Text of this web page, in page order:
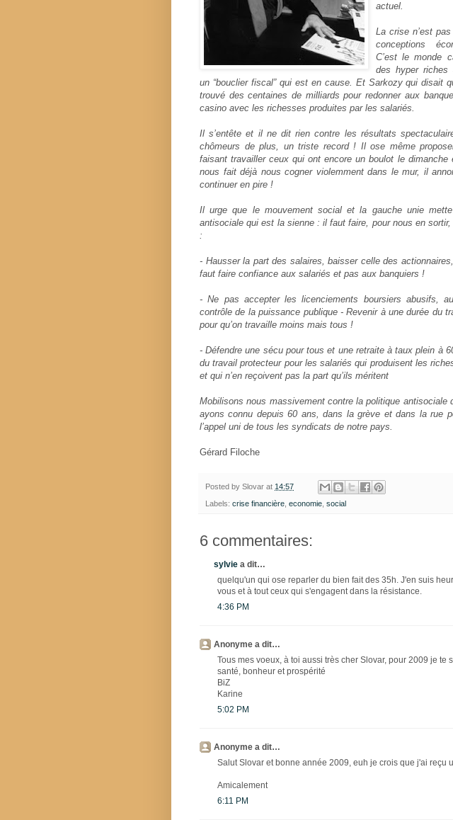
actuel.
La crise n’est
conceptions
C’est le monde
des hyper riches
un “bouclier fiscal” qui est en cause. Et Sarkozy qui disait
trouvé des centaines de milliards pour redonner aux
casino avec les richesses produites par les salariés.
Il s’entête et il ne dit rien contre les résultats
chômeurs de plus, un triste record ! Il ose même
faisant travailler ceux qui ont encore un boulot le dimanche
nous fait déjà nous cogner violemment dans le mur, il
continuer en pire !
Il urge que le mouvement social et la gauche unie
antisociale qui est la sienne : il faut faire, pour nous en
:
- Hausser la part des salaires, baisser celle des
faut faire confiance aux salariés et pas aux banquiers !
- Ne pas accepter les licenciements boursiers abusifs,
contrôle de la puissance publique - Revenir à une durée du
pour qu’on travaille moins mais tous !
- Défendre une sécu pour tous et une retraite à taux plein à
du travail protecteur pour les salariés qui produisent les
et qui n’en reçoivent pas la part qu’ils méritent
Mobilisons nous massivement contre la politique antisociale
ayons connu depuis 60 ans, dans la grève et dans la rue
l’appel uni de tous les syndicats de notre pays.
Gérard Filoche
Posted by Slovar at 14:57
Labels: crise financière, economie, social
6 commentaires:
sylvie a dit…
quelqu'un qui ose reparler du bien fait des 35h. J'en suis
vous et à tout ceux qui s'engagent dans la résistance.
4:36 PM
Anonyme a dit…
Tous mes voeux, à toi aussi très cher Slovar, pour 2009 je te
santé, bonheur et prospérité
BiZ
Karine
5:02 PM
Anonyme a dit…
Salut Slovar et bonne année 2009, euh je crois que j'ai reçu
Amicalement
6:11 PM